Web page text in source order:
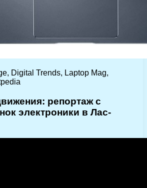
Digital Trends, Laptop Mag,
репортаж с
электроники в Лас-